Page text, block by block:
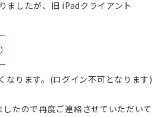
ましたが、旧 iPadクライアント
なります。(ログイン不可となります)
たので再度ご連絡させていただいて